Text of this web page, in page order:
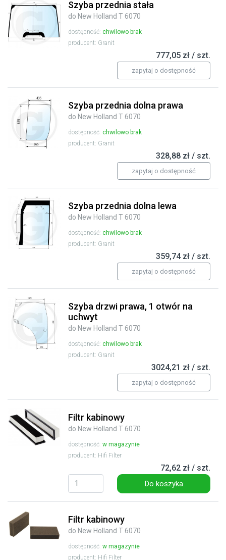
Szyba przednia stała
do New Holland T 6070
dostępność: chwilowo brak
producent: Granit
777,05 zł / szt.
zapytaj o dostępność
Szyba przednia dolna prawa
do New Holland T 6070
dostępność: chwilowo brak
producent: Granit
328,88 zł / szt.
zapytaj o dostępność
Szyba przednia dolna lewa
do New Holland T 6070
dostępność: chwilowo brak
producent: Granit
359,74 zł / szt.
zapytaj o dostępność
Szyba drzwi prawa, 1 otwór na
uchwyt
do New Holland T 6070
dostępność: chwilowo brak
producent: Granit
3024,21 zł / szt.
zapytaj o dostępność
Filtr kabinowy
do New Holland T 6070
dostępność: w magazynie
producent: Hifi Filter
72,62 zł / szt.
Do koszyka
Filtr kabinowy
do New Holland T 6070
dostępność: w magazynie
producent: Hifi Filter